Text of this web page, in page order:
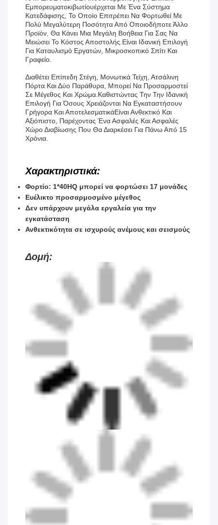
ΕμπορευματοκιβωτίουΈρχεται Με Ένα Σύστημα
Κατεδάφισης, Το Οποίο Επιτρέπει Να Φορτωθεί Με
Πολύ Μεγαλύτερη Ποσότητα Από Οποιοδήποτε Άλλο
Προϊόν, Θα Κάνει Μια Μεγάλη Βοήθεια Για Σας Να
Μειώσει Το Κόστος Αποστολής.Είναι Ιδανική Επιλογή
Για Καταυλισμό Εργατών, Μικροσκοπικό Σπίτι Και
Γραφείο.
Διαθέτει Επίπεδη Στέγη, Μονωτικά Τείχη, Ατσάλινη
Πόρτα Και Δύο Παράθυρα, Μπορεί Να Προσαρμοστεί
Σε Μέγεθος Και Χρώμα.καθιστώντας Την Την Ιδανική
Επιλογή Για Όσους Χρειάζονται Να Εγκαταστήσουν
Γρήγορα Και ΑποτελεσματικάΕίναι Ανθεκτικό Και
Αξιόπιστο, Παρέχοντας Ένα Ασφαλές Και Ασφαλές
Χώρο Διαβίωσης Που Θα Διαρκέσει Για Πάνω Από 15
Χρόνια.
Χαρακτηριστικά:
Φορτίο: 1*40HQ μπορεί να φορτώσει 17 μονάδες
Ευέλικτο προσαρμοσμένο μέγεθος
Δεν υπάρχουν μεγάλα εργαλεία για την
εγκατάσταση
Ανθεκτικότητα σε ισχυρούς ανέμους και σεισμούς
Δομή: